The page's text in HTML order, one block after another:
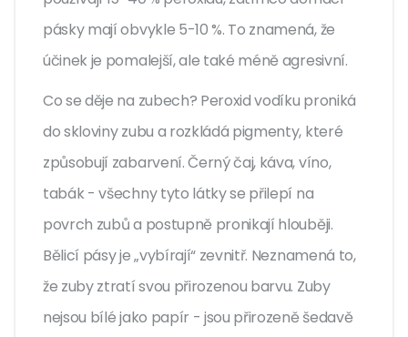
pásky mají obvykle 5-10 %. To znamená, že
účinek je pomalejší, ale také méně agresivní.
Co se děje na zubech? Peroxid vodíku proniká
do skloviny zubu a rozkládá pigmenty, které
způsobují zabarvení. Černý čaj, káva, víno,
tabák - všechny tyto látky se přilepí na
povrch zubů a postupně pronikají hlouběji.
Bělicí pásy je „vybírají“ zevnitř. Neznamená to,
že zuby ztratí svou přirozenou barvu. Zuby
nejsou bílé jako papír - jsou přirozeně šedavě